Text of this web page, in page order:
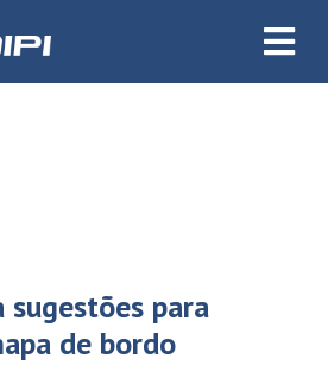
para
de bordo